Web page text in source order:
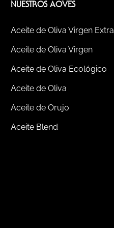
NUESTROS AOVES
Aceite de Oliva Virgen Extra
Aceite de Oliva Virgen
Aceite de Oliva Ecológico
Aceite de Oliva
Aceite de Orujo
Aceite Blend